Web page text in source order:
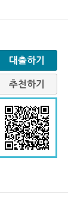
대출하기
추천하기